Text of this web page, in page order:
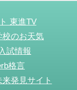
東進TV
のお天気
試情報
格言
発見サイト